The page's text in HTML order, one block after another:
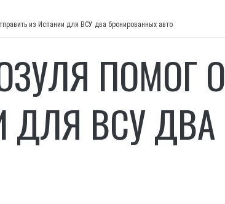
из Испании для ВСУ два бронированных авто
ПОМОГ
ДЛЯ ВСУ